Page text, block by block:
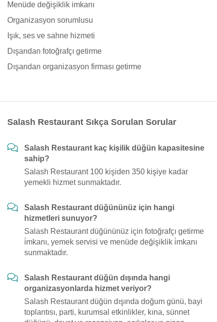
Menüde değişiklik imkanı
Organizasyon sorumlusu
Işık, ses ve sahne hizmeti
Dışarıdan fotoğrafçı getirme
Dışarıdan organizasyon firması getirme
Salash Restaurant Sıkça Sorulan Sorular
Salash Restaurant kaç kişilik düğün kapasitesine
sahip?
Salash Restaurant 100 kişiden 350 kişiye kadar
yemekli hizmet sunmaktadır.
Salash Restaurant düğününüz için hangi
hizmetleri sunuyor?
Salash Restaurant düğününüz için fotoğrafçı getirme
i̇mkanı, yemek servisi ve menüde değişiklik i̇mkanı
sunmaktadır.
Salash Restaurant düğün dışında hangi
organizasyonlarda hizmet veriyor?
Salash Restaurant düğün dışında doğum günü, bayi
toplantısı, parti, kurumsal etkinlikler, kına, sünnet